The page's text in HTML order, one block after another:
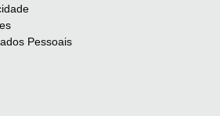
Pessoais